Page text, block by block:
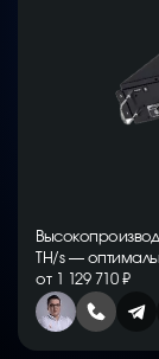
TH/s —
от 1 129 710 ₽